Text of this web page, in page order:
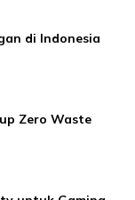
di Indonesia
Zero Waste